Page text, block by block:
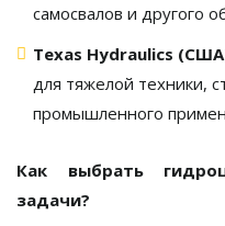
самосвалов и другого
Texas Hydraulics
для тяжелой техники,
промышленного
Как выбрать
задачи?